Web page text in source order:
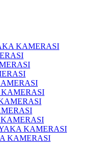
KAMERASI
KAMERASI
KAMERASI